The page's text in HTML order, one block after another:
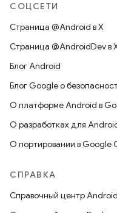
СОЦСЕТИ
Страница @Android в X
Страница @AndroidDev в
Блог Android
Блог Google о
О платформе Android в
О разработках для
О портировании в Google
СПРАВКА
Справочный центр Android